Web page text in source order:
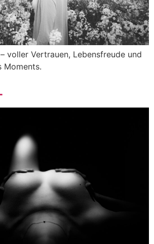
voller Vertrauen, Lebensfreude und
Moments.